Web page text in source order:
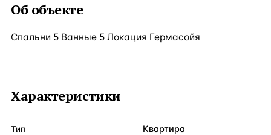
Об объекте
Спальни 5 Ванные 5 Локация Гермасойя
Характеристики
Тип Квартира